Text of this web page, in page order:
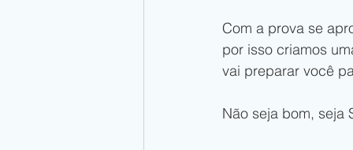
Com a prova se
por isso criamos
vai preparar você
Não seja bom, seja